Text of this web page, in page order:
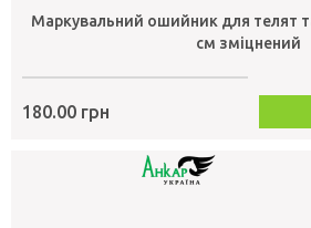
Маркувальний ошийник для телят
см зміцнений
180.00 грн